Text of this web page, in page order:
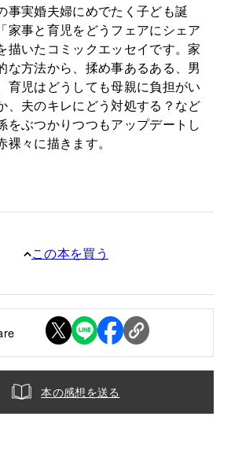
事実婚夫婦にめでたく子ども誕
家事と育児をどうフェアにシェア
描いたコミックエッセイです。家
な方法から、揉め事あるある、男
育児はどうしても母親に負担がい
、夫のキレにどう対処する？など
をぶつかりつつもアップデートし
々に描きます。
この本を買う
本の感想を送る